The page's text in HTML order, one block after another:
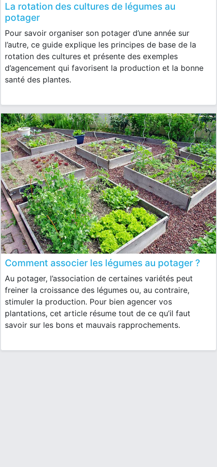
La rotation des cultures de légumes au
potager
Pour savoir organiser son potager d’une année sur
l’autre, ce guide explique les principes de base de la
rotation des cultures et présente des exemples
d’agencement qui favorisent la production et la bonne
santé des plantes.
Comment associer les légumes au potager ?
Au potager, l’association de certaines variétés peut
freiner la croissance des légumes ou, au contraire,
stimuler la production. Pour bien agencer vos
plantations, cet article résume tout de ce qu’il faut
savoir sur les bons et mauvais rapprochements.